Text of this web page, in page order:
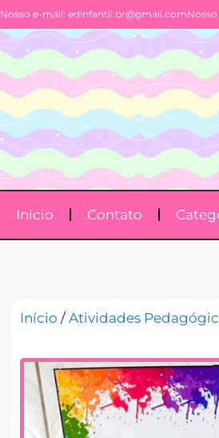
Nosso e-mail: edinfantil.br@gmail.comNosso
Início Contato
Início / Atividades